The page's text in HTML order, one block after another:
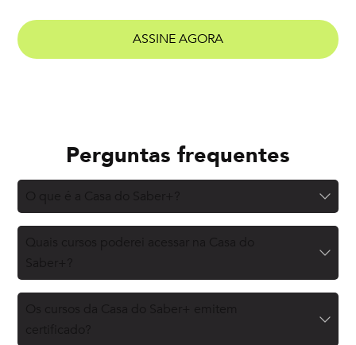
ASSINE AGORA
Perguntas frequentes